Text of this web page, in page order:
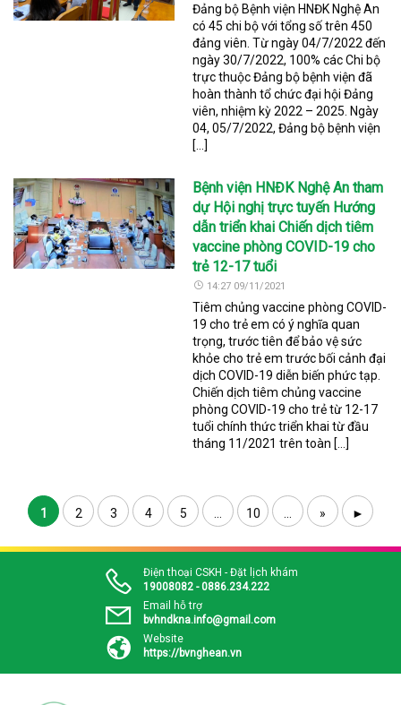
Đảng bộ Bệnh viện HNĐK Nghệ An
có 45 chi bộ với tổng số trên 450
đảng viên. Từ ngày 04/7/2022 đến
ngày 30/7/2022, 100% các Chi bộ
trực thuộc Đảng bộ bệnh viện đã
hoàn thành tổ chức đại hội Đảng
viên, nhiệm kỳ 2022 – 2025. Ngày
04, 05/7/2022, Đảng bộ bệnh viện
[…]
Bệnh viện HNĐK Nghệ An tham
dự Hội nghị trực tuyến Hướng
dẫn triển khai Chiến dịch tiêm
vaccine phòng COVID-19 cho
trẻ 12-17 tuổi
14:27 09/11/2021
Tiêm chủng vaccine phòng COVID-
19 cho trẻ em có ý nghĩa quan
trọng, trước tiên để bảo vệ sức
khỏe cho trẻ em trước bối cảnh đại
dịch COVID-19 diễn biến phức tạp.
Chiến dịch tiêm chủng vaccine
phòng COVID-19 cho trẻ từ 12-17
tuổi chính thức triển khai từ đầu
tháng 11/2021 trên toàn […]
1 2 3 4 5 10 » ►
Điện thoại CSKH - Đặt lịch khám
19008082 - 0886.234.222
Email hỗ trợ
bvhndkna.info@gmail.com
Website
https://bvnghean.vn